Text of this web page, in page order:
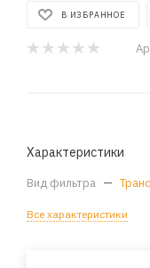
В ИЗБРАННОЕ
Характеристики
Вид фильтра —
Все характеристики